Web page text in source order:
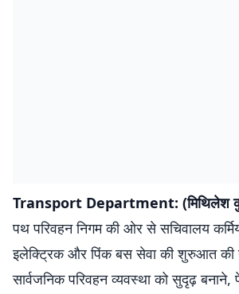
Transport Department: (मिथिलेश
पथ परिवहन निगम की ओर से सचिवालय
इलेक्ट्रिक और पिंक बस सेवा की शुरुआत की
सार्वजनिक परिवहन व्यवस्था को सुदृढ़